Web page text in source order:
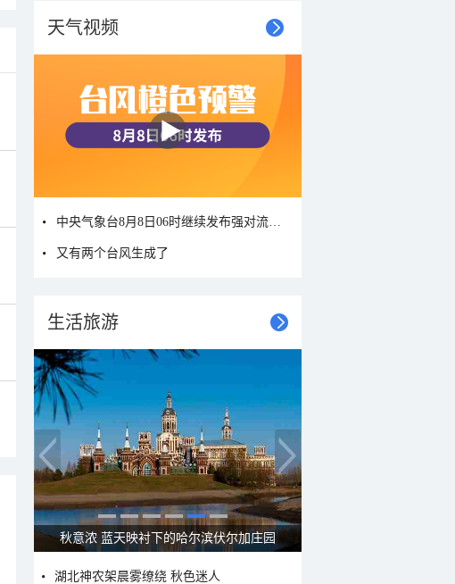
天气视频
又有两个台风生成了
生活旅游
秋意浓 蓝天映衬下的哈尔滨伏尔加庄园
湖北神农架晨雾缭绕 秋色迷人